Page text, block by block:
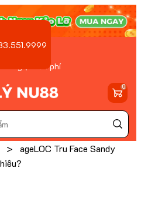
( Miễn phí
0
>
ageLOC Tru Face Sandy